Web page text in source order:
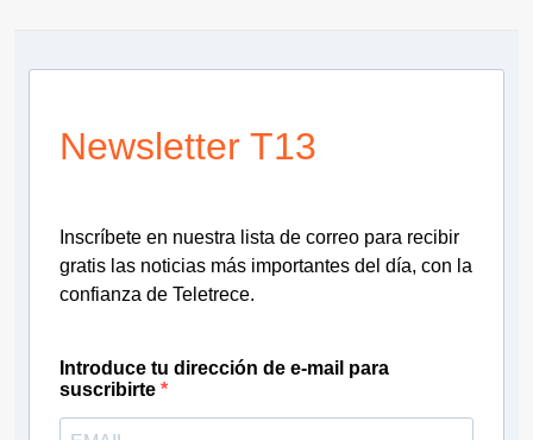
Newsletter T13
Inscríbete en nuestra lista de correo para recibir
gratis las noticias más importantes del día, con la
confianza de Teletrece.
Introduce tu dirección de e-mail para
suscribirte